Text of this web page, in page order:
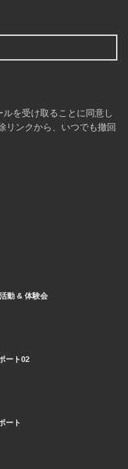
を受け取ることに同意し
リンクから、いつでも撤回
動 & 体験会
ート02
ート